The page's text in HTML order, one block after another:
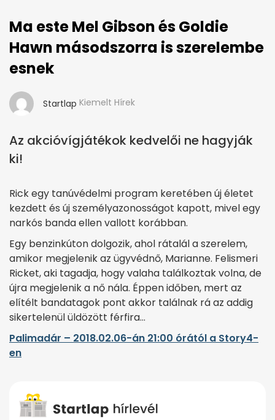
Ma este Mel Gibson és Goldie
Hawn másodszorra is szerelembe
esnek
Startlap Kiemelt Hírek
Az akcióvígjátékok kedvelői ne hagyják
ki!
Rick egy tanúvédelmi program keretében új életet
kezdett és új személyazonosságot kapott, mivel egy
narkós banda ellen vallott korábban.
Egy benzinkúton dolgozik, ahol rátalál a szerelem,
amikor megjelenik az ügyvédnő, Marianne. Felismeri
Ricket, aki tagadja, hogy valaha találkoztak volna, de
újra megjelenik a nő nála. Éppen időben, mert az
elítélt bandatagok pont akkor találnak rá az addig
sikertelenül üldözött férfira…
Palimadár – 2018.02.06-án 21:00 órától a Story4-
en